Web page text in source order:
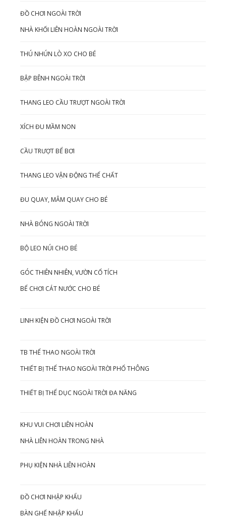
ĐỒ CHƠI NGOÀI TRỜI
NHÀ KHỐI LIÊN HOÀN NGOÀI TRỜI
THÚ NHÚN LÒ XO CHO BÉ
BẬP BÊNH NGOÀI TRỜI
THANG LEO CẦU TRƯỢT NGOÀI TRỜI
XÍCH ĐU MẦM NON
CẦU TRƯỢT BỂ BƠI
THANG LEO VẬN ĐỘNG THỂ CHẤT
ĐU QUAY, MÂM QUAY CHO BÉ
NHÀ BÓNG NGOÀI TRỜI
BỘ LEO NÚI CHO BÉ
GÓC THIÊN NHIÊN, VƯỜN CỔ TÍCH
BỂ CHƠI CÁT NƯỚC CHO BÉ
LINH KIỆN ĐỒ CHƠI NGOÀI TRỜI
TB THỂ THAO NGOÀI TRỜI
THIẾT BỊ THỂ THAO NGOÀI TRỜI PHỔ THÔNG
THIẾT BỊ THỂ DỤC NGOÀI TRỜI ĐA NĂNG
KHU VUI CHƠI LIÊN HOÀN
NHÀ LIÊN HOÀN TRONG NHÀ
PHỤ KIỆN NHÀ LIÊN HOÀN
ĐỒ CHƠI NHẬP KHẨU
BÀN GHẾ NHẬP KHẨU